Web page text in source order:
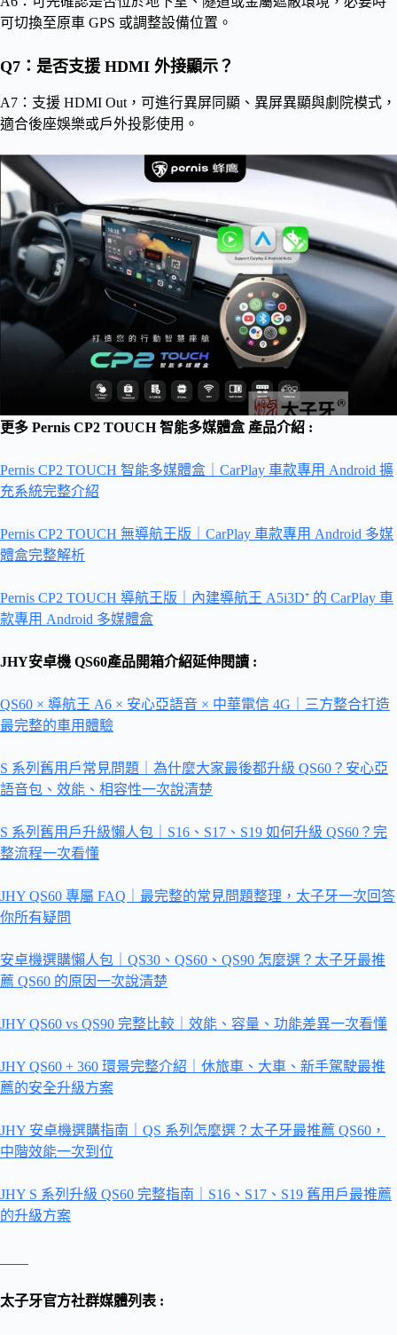
可切換至原車 GPS 或調整設備位置。
Q7：是否支援 HDMI 外接顯示？
A7：支援 HDMI Out，可進行異屏同顯、異屏異顯與劇院模式，
適合後座娛樂或戶外投影使用。
更多 Pernis CP2 TOUCH 智能多媒體盒 產品介紹 :
Pernis CP2 TOUCH 智能多媒體盒｜CarPlay 車款專用 Android 擴
充系統完整介紹
Pernis CP2 TOUCH 無導航王版｜CarPlay 車款專用 Android 多媒
體盒完整解析
Pernis CP2 TOUCH 導航王版｜內建導航王 A5i3D⁺ 的 CarPlay 車
款專用 Android 多媒體盒
JHY安卓機 QS60產品開箱介紹延伸閱讀 :
QS60 × 導航王 A6 × 安心亞語音 × 中華電信 4G｜三方整合打造
最完整的車用體驗
S 系列舊用戶常見問題｜為什麼大家最後都升級 QS60？安心亞
語音包、效能、相容性一次說清楚
S 系列舊用戶升級懶人包｜S16、S17、S19 如何升級 QS60？完
整流程一次看懂
JHY QS60 專屬 FAQ｜最完整的常見問題整理，太子牙一次回答
你所有疑問
安卓機選購懶人包｜QS30、QS60、QS90 怎麼選？太子牙最推
薦 QS60 的原因一次說清楚
JHY QS60 vs QS90 完整比較｜效能、容量、功能差異一次看懂
JHY QS60 + 360 環景完整介紹｜休旅車、大車、新手駕駛最推
薦的安全升級方案
JHY 安卓機選購指南｜QS 系列怎麼選？太子牙最推薦 QS60，
中階效能一次到位
JHY S 系列升級 QS60 完整指南｜S16、S17、S19 舊用戶最推薦
的升級方案
太子牙官方社群媒體列表 :